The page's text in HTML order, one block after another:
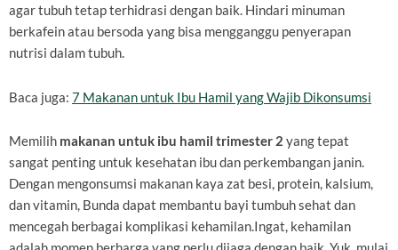
agar tubuh tetap terhidrasi dengan baik. Hindari minuman
berkafein atau bersoda yang bisa mengganggu penyerapan
nutrisi dalam tubuh.
Baca juga: 7 Makanan untuk Ibu Hamil yang Wajib Dikonsumsi
Memilih makanan untuk ibu hamil trimester 2 yang tepat
sangat penting untuk kesehatan ibu dan perkembangan janin.
Dengan mengonsumsi makanan kaya zat besi, protein, kalsium,
dan vitamin, Bunda dapat membantu bayi tumbuh sehat dan
mencegah berbagai komplikasi kehamilan.Ingat, kehamilan